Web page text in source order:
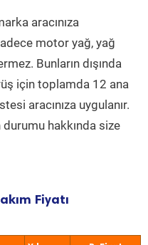
aracınıza
motor yağ, yağ
Bunların dışında
için toplamda 12 ana
aracınıza uygulanır.
durumu hakkında size
Fiyatı